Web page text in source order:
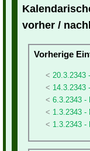
vorher /
Vorherige
20.3.2343
14.3.2343
6.3.2343 -
1.3.2343 -
1.3.2343 -